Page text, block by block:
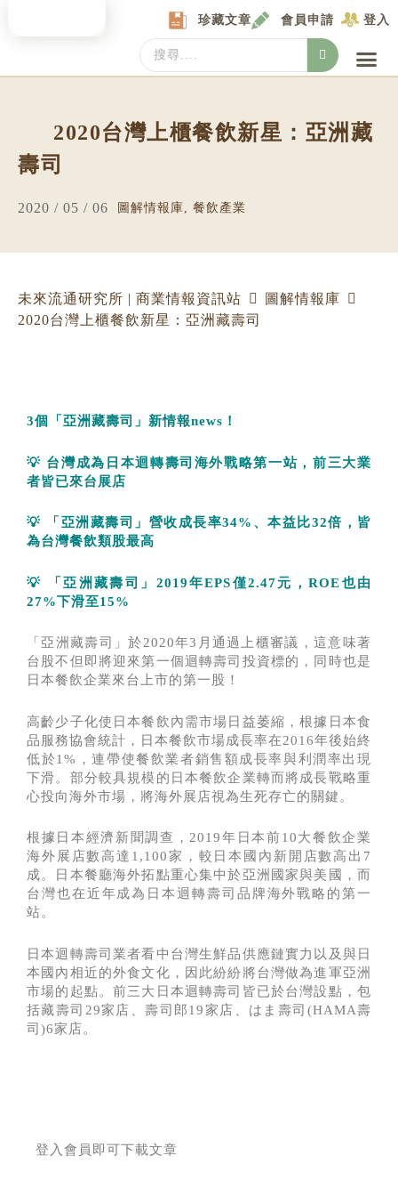
珍藏文章 會員申請 登入
Search
...
2020台灣上櫃餐飲新星：亞洲藏
壽司
2020 / 05 / 06 圖解情報庫 , 餐飲產業
未來流通研究所 | 商業情報資訊站
圖解情報庫
2020台灣上櫃餐飲新星：亞洲藏壽司
3個「亞洲藏壽司」新情報news ！
💡 台灣成為日本迴轉壽司海外戰略第一站，前三大業
者皆已來台展店
💡 「亞洲藏壽司」營收成長率34% 、本益比32倍，皆
為台灣餐飲類股最高
💡 「亞洲藏壽司」 2019年EPS僅2.47元，ROE也由
27%下滑至15%
「亞洲藏壽司」於2020年3月通過上櫃審議，這意味著
台股不但即將迎來第一個迴轉壽司投資標的，同時也是
日本餐飲企業來台上市的第一股！
高齡少子化使日本餐飲內需市場日益萎縮，根據日本食
品服務協會統計，日本餐飲市場成長率在2016年後始終
低於1%，連帶使餐飲業者銷售額成長率與利潤率出現
下滑。部分較具規模的日本餐飲企業轉而將成長戰略重
心投向海外市場，將海外展店視為生死存亡的關鍵。
根據日本經濟新聞調查，2019年日本前10大餐飲企業
海外展店數高達1,100家，較日本國內新開店數高出7
成。日本餐廳海外拓點重心集中於亞洲國家與美國，而
台灣也在近年成為日本迴轉壽司品牌海外戰略的第一
站。
日本迴轉壽司業者看中台灣生鮮品供應鏈實力以及與日
本國內相近的外食文化，因此紛紛將台灣做為進軍亞洲
市場的起點。前三大日本迴轉壽司皆已於台灣設點，包
括藏壽司29家店、壽司郎19家店、はま壽司(HAMA壽
司)6家店。
登入會員即可下載文章